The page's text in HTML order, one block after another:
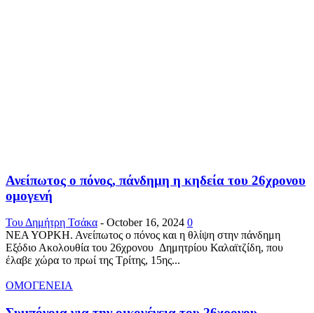
Ανείπωτος ο πόνος, πάνδημη η κηδεία του 26χρονου
ομογενή
Του Δημήτρη Τσάκα - October 16, 2024 0
ΝΕΑ ΥΟΡΚΗ. Ανείπωτος ο πόνος και η θλίψη στην πάνδημη
Εξόδιο Ακολουθία του 26χρονου Δημητρίου Καλαϊτζίδη, που
έλαβε χώρα το πρωί της Τρίτης, 15ης...
ΟΜΟΓΕΝΕΙΑ